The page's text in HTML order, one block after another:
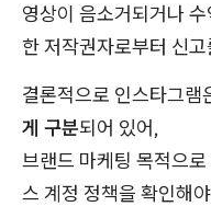
영상이 음소거되거나
한 저작권자로부터 신
결론적으로 인스타그램
게 구분되어 있어,
브랜드 마케팅 목적으
스 계정 정책을 확인해